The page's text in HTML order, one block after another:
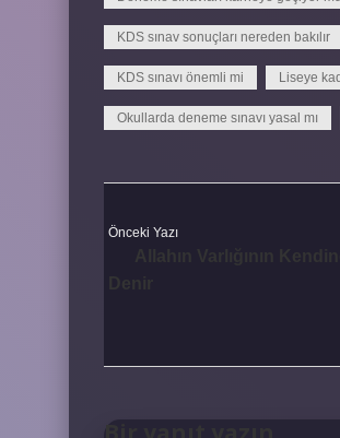
KDS sınav sonuçları nereden bakılır
KDS sınavı önemli mi Liseye
Okullarda deneme sınavı yasal mı
Önceki Yazı